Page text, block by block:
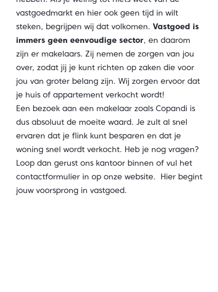
vastgoedmarkt en hier ook geen tijd in wilt
steken, begrijpen wij dat volkomen. Vastgoed is
immers geen eenvoudige sector, en daarom
zijn er makelaars. Zij nemen de zorgen van jou
over, zodat jij je kunt richten op zaken die voor
jou van groter belang zijn. Wij zorgen ervoor dat
je huis of appartement verkocht wordt!
Een bezoek aan een makelaar zoals Copandi is
dus absoluut de moeite waard. Je zult al snel
ervaren dat je flink kunt besparen en dat je
woning snel wordt verkocht. Heb je nog vragen?
Loop dan gerust ons kantoor binnen of vul het
contactformulier in op onze website. Hier begint
jouw voorsprong in vastgoed.